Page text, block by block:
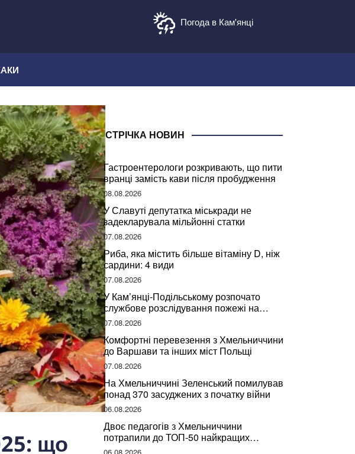
Погода в Кам'янці
що
СТРІЧКА НОВИН
Гастроентерологи розкривають, що пити
вранці замість кави після пробудження
08.08.2026
У Славуті депутатка міськради не
задекларувала мільйонні статки
07.08.2026
Риба, яка містить більше вітаміну D, ніж
сардини: 4 види
07.08.2026
У Кам’янці-Подільському розпочато
службове розслідування пожежі на
сміттєзвалищі
07.08.2026
Комфортні перевезення з Хмельниччини
до Варшави та інших міст Польщі
07.08.2026
На Хмельниччині Зеленський помилував
понад 370 засуджених з початку війни
06.08.2026
Двоє педагогів з Хмельниччини
потрапили до ТОП-50 найкращих
учителів України